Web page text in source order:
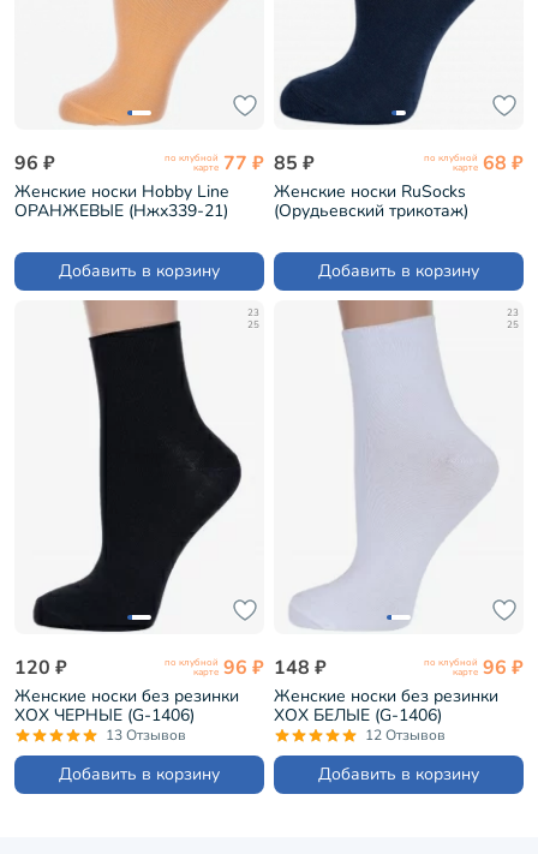
96 ₽ по клубной
карте 77 ₽
Женские носки Hobby Line
ОРАНЖЕВЫЕ (Нжх339-21)
Добавить в корзину
85 ₽ по клубной
карте 68 ₽
Женские носки RuSocks
(Орудьевский трикотаж)
Добавить в корзину
23
25
120 ₽ по клубной
карте 96 ₽
Женские носки без резинки
ХОХ ЧЕРНЫЕ (G-1406)
13 Отзывов
Добавить в корзину
23
25
148 ₽ по клубной
карте 96 ₽
Женские носки без резинки
ХОХ БЕЛЫЕ (G-1406)
12 Отзывов
Добавить в корзину